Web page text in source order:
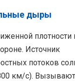
дыры
плотности
Источник
потоков
км/с).